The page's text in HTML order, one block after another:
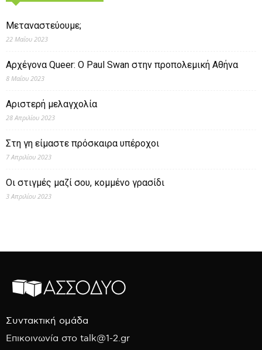
Μεταναστεύουμε;
22 Μαΐου 2023
Αρχέγονα Queer: O Paul Swan στην προπολεμική Αθήνα
8 Μαΐου 2023
Αριστερή μελαγχολία
28 Απριλίου 2023
Στη γη είμαστε πρόσκαιρα υπέροχοι
7 Απριλίου 2023
Οι στιγμές μαζί σου, κομμένο γρασίδι
3 Απριλίου 2023
Συντακτική ομάδα
Επικοινωνία στο talk@1-2.gr